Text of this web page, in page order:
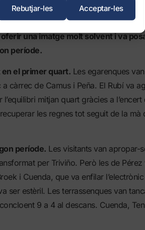
Acceptar-les
Rebutjar-les
ahir el CN Rubí (15-5) en partit
Divisió d’Honor Femenina. Com en
una imatge molt solvent i va
període.
el primer quart. Les egarenques
càrrec de Camus i Peña. El Rubí va
mitjan quart gràcies a l’encert
les regnes tot seguit de la mà
període. Les visitants van apropar-
per Triviño. Però les de
i Cuenda, que va enfilar
ser estèril. Les terrassenques van
9 a 4 al descans. Cuenda,